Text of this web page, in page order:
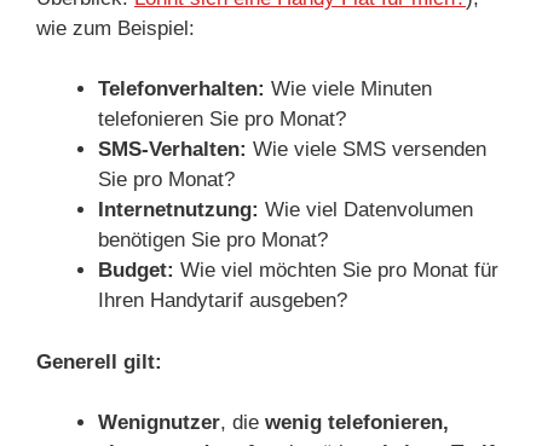
wie zum Beispiel:
Telefonverhalten: Wie viele Minuten
telefonieren Sie pro Monat?
SMS-Verhalten: Wie viele SMS versenden
Sie pro Monat?
Internetnutzung: Wie viel Datenvolumen
benötigen Sie pro Monat?
Budget: Wie viel möchten Sie pro Monat für
Ihren Handytarif ausgeben?
Generell gilt:
Wenignutzer, die wenig telefonieren,